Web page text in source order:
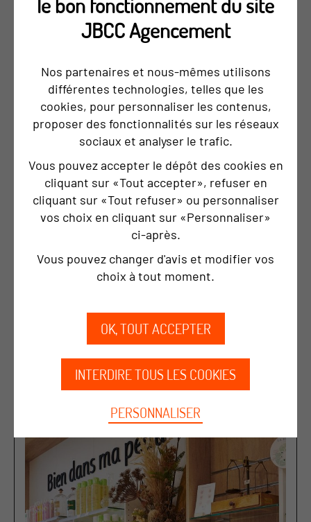
ZOOM SUR ...
Comptoir avec bac soldeur intégré
JBCC Agencement
Nos partenaires et nous-mêmes utilisons
différentes technologies, telles que les
cookies, pour personnaliser les contenus,
proposer des fonctionnalités sur les réseaux
sociaux et analyser le trafic.
Vous pouvez accepter le dépôt des cookies en
cliquant sur «Tout accepter», refuser en
cliquant sur «Tout refuser» ou personnaliser
vos choix en cliquant sur «Personnaliser»
ci‑après.
Vous pouvez changer d'avis et modifier vos
choix à tout moment.
OK, TOUT ACCEPTER
INTERDIRE TOUS LES COOKIES
PERSONNALISER